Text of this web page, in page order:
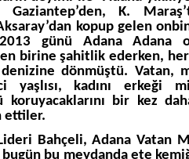
Gaziantep’den, K.
kopup gelen
günü Adana Adana
birine şahitlik ederken, her
dönmüştü. Vatan,
yaşlısı, kadını erkeği
koruyacaklarını bir kez
ettiler.
Bahçeli, Adana Vatan
bugün bu meydanda ete